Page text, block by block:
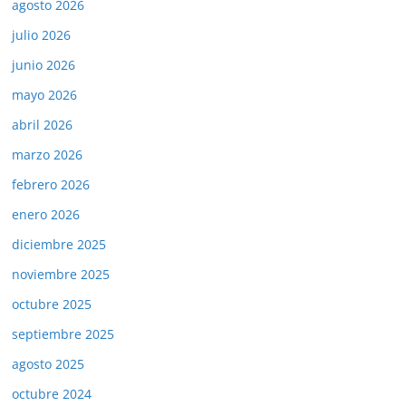
agosto 2026
julio 2026
junio 2026
mayo 2026
abril 2026
marzo 2026
febrero 2026
enero 2026
diciembre 2025
noviembre 2025
octubre 2025
septiembre 2025
agosto 2025
octubre 2024